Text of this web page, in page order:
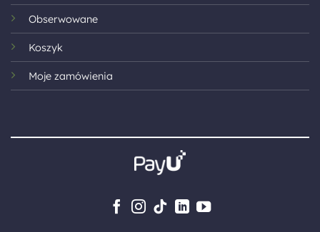
Obserwowane
Koszyk
Moje zamówienia